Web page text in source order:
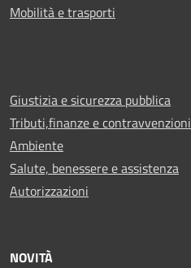
Mobilità e trasporti
Giustizia e sicurezza pubblica
Tributi,finanze e contravvenzioni
Ambiente
Salute, benessere e assistenza
Autorizzazioni
NOVITÀ